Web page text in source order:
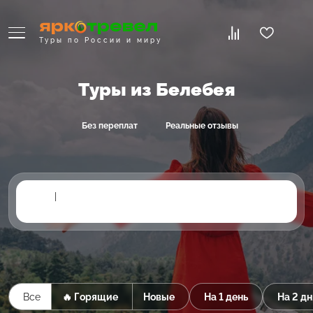
Туры по России и миру
Туры из Белебея
Без переплат Реальные отзывы
Все 🔥 Горящие Новые На 1 день На 2